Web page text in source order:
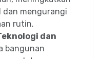
dan mengurangi
rutin.
dan
bangunan